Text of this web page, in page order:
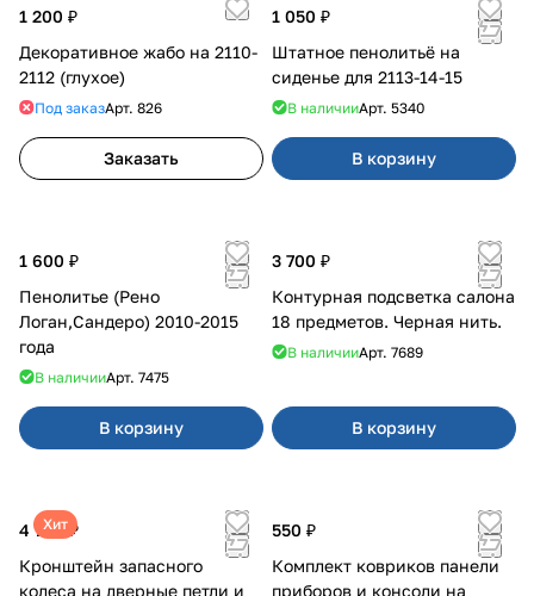
1 200 ₽
Декоративное жабо на 2110-
2112 (глухое)
Под заказАрт. 826
Заказать
1 050 ₽
Штатное пенолитьё на
сиденье для 2113-14-15
В наличииАрт. 5340
В корзину
1 600 ₽
Пенолитье (Рено
Логан,Сандеро) 2010-2015
года
В наличииАрт. 7475
В корзину
3 700 ₽
Контурная подсветка салона
18 предметов. Черная нить.
В наличииАрт. 7689
В корзину
Хит
4 700 ₽
Кронштейн запасного
колеса на дверные петли и
550 ₽
Комплект ковриков панели
приборов и консоли на